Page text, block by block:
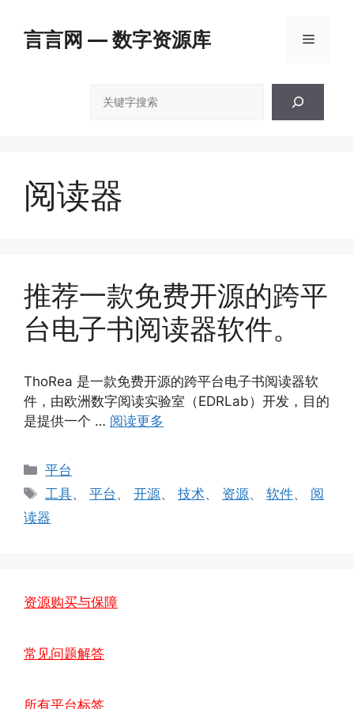
言言网 — 数字资源库 菜
单
阅读器
推荐一款免费开源的跨平
台电子书阅读器软件。
ThoRea 是一款免费开源的跨平台电子书阅读器软
件，由欧洲数字阅读实验室（EDRLab）开发，目的
是提供一个 … 阅读更多
分
类
平台
标
签
工具、平台 、开源、技术、 资源、软件、 阅
读器
资源购买与保障
常见问题解答
所有平台标签